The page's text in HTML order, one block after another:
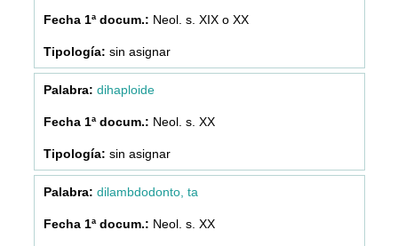
Neol. s. XIX o XX
sin asignar
dihaploide
Neol. s. XX
sin asignar
dilambdodonto, ta
Neol. s. XX